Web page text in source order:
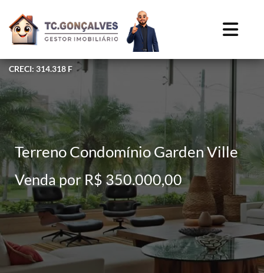
CRECI: 314.318 F
Terreno Condomínio Garden Ville
Venda por R$ 350.000,00